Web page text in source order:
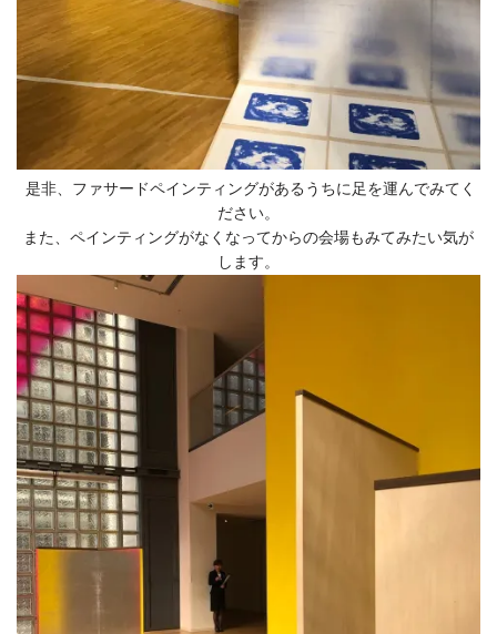
是非、ファサードペインティングがあるうちに足を運んでみてく
ださい。
また、ペインティングがなくなってからの会場もみてみたい気が
します。